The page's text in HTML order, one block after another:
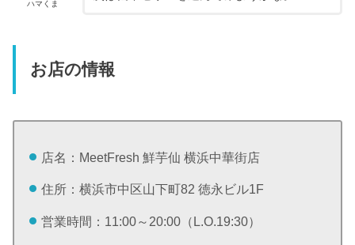
ハマくま
お店の情報
店名：MeetFresh 鮮芋仙 横浜中華街店
住所：横浜市中区山下町82 徳永ビル1F
営業時間：11:00～20:00（L.O.19:30）